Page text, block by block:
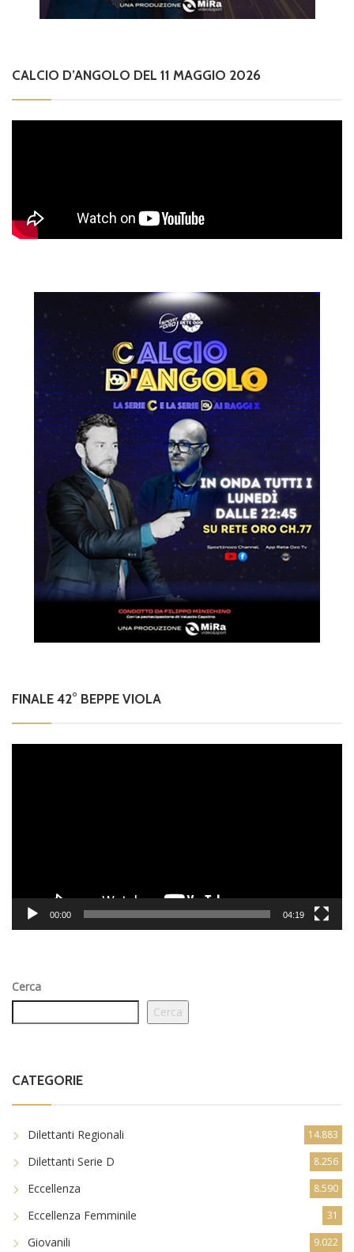
CALCIO D’ANGOLO DEL 11 MAGGIO 2026
FINALE 42° BEPPE VIOLA
00:00 04:19
Cerca
Cerca
CATEGORIE
Dilettanti Regionali 14.883
Dilettanti Serie D 8.256
Eccellenza 8.590
Eccellenza Femminile 31
Giovanili 9.022